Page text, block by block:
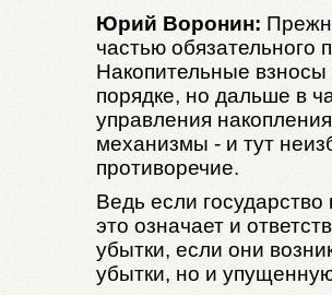
Юрий Воронин:
частью обязательного
Накопительные
порядке, но дальше в
управления
механизмы - и тут
противоречие.
Ведь если
это означает и
убытки, если они
убытки, но и